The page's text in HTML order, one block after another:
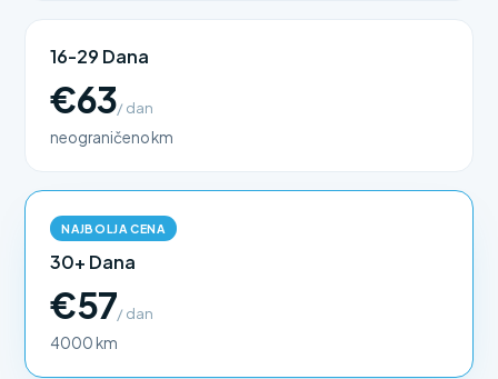
16-29 Dana
€63/ dan
neograničeno km
NAJBOLJA CENA
30+ Dana
€57/ dan
4000 km